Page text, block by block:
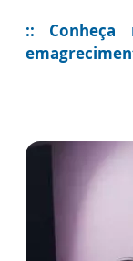
:: Conheça